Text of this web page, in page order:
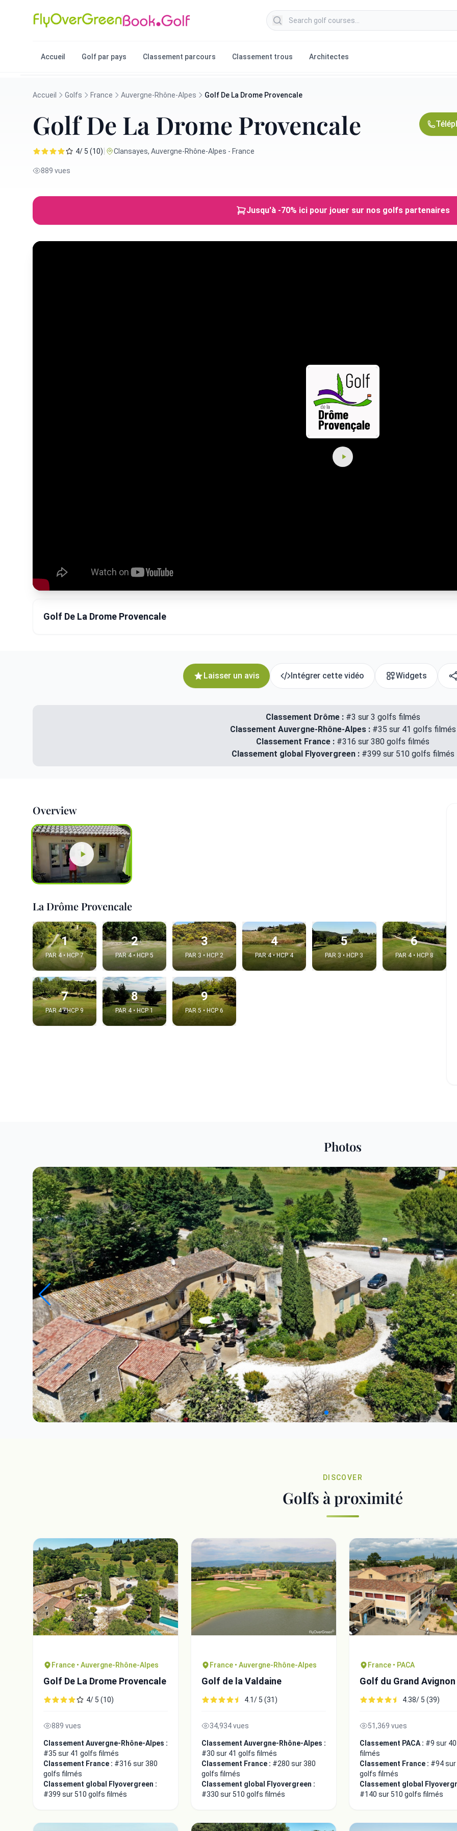
Search golf courses
Accueil Golf par pays Classement parcours Classement trous Architectes
Accueil Golfs France Auvergne-Rhône-Alpes Golf De La Drome Provencale
Golf De La Drome Provencale
4/ 5 (10)| Clansayes, Auvergne-Rhône-Alpes - France
889 vues
Jusqu'à -70% ici pour jouer sur nos golfs partenaires
Golf De La Drome Provencale
Laisser un avis Intégrer cette vidéo Widgets
Classement Drôme :#3 sur 3 golfs filmés
Classement Auvergne-Rhône-Alpes : #35 sur 41 golfs filmés
Classement France : #316 sur 380 golfs filmés
Classement global Flyovergreen : #399 sur 510 golfs filmés
Overview
La Drôme Provencale
1
PAR 4 • HCP 7
2
PAR 4 • HCP 5
3
PAR 3 • HCP 2
4
PAR 4 • HCP 4
5
PAR 3 • HCP 3
6
PAR 4 • HCP 8
7
PAR 4 • HCP 9
8
PAR 4 • HCP 1
9
PAR 5 • HCP 6
Photos
DISCOVER
Golfs à proximité
France • Auvergne-Rhône-Alpes
Golf De La Drome Provencale
4/ 5 (10)
889 vues
Classement Auvergne-Rhône-Alpes :
#35 sur 41 golfs filmés
Classement France : #316 sur 380
golfs filmés
Classement global Flyovergreen :
#399 sur 510 golfs filmés
France • Auvergne-Rhône-Alpes
Golf de la Valdaine
4.1/ 5 (31)
34,934 vues
Classement Auvergne-Rhône-Alpes :
#30 sur 41 golfs filmés
Classement France : #280 sur 380
golfs filmés
Classement global Flyovergreen :
#330 sur 510 golfs filmés
France • PACA
Golf du Grand Avignon
4.38/ 5 (39)
51,369 vues
Classement PACA : #9 sur
filmés
Classement France : #94 sur
golfs filmés
Classement global
#140 sur 510 golfs filmés